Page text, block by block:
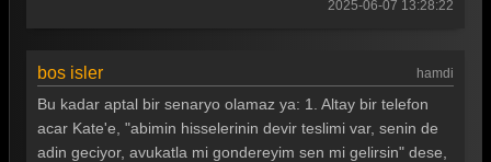
Teşkilat 54. Bölüm
Teşkilat 53. Bölüm
2025-06-07 13:28:22
bos isler hamdi
Bu kadar aptal bir senaryo olamaz ya: 1. Altay bir telefon
acar Kate'e, "abimin hisselerinin devir teslimi var, senin de
adin geciyor, avukatla mi gondereyim sen mi gelirsin" dese,